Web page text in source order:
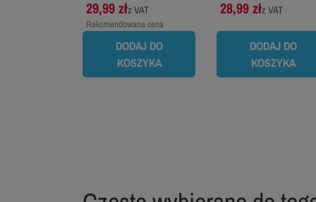
29,99 złz VAT
Rekomendowana cena
DODAJ DO
KOSZYKA
28,99 złz VAT
DODAJ DO
KOSZYKA